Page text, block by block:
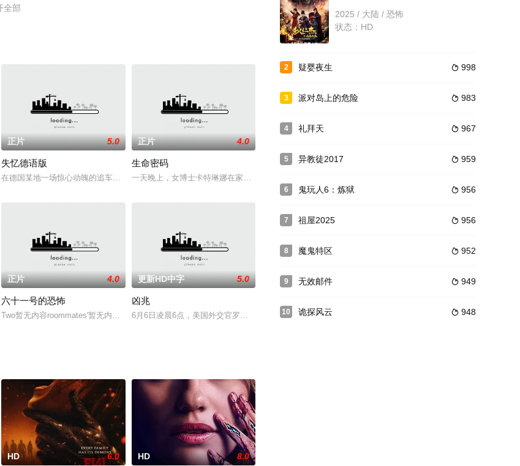
全部
内隐藏着的特务不甘心自己的失败，时刻准备
报复此案调查员塞尔比时，被警探科尔击中，送往研究所进行治疗。2年后，莫拉诺逃离
正片 5.0
失忆德语版
在德国某地一场惊心动魄的追车较量中，一辆宝马车车毁人伤，车主被送往医院急救。醒来后的他因为头脑遭受撞击，已失去记
正片 4.0
生命密码
一天晚上，女博士卡特琳娜在家中遭到一伙蒙面歹徒的袭击，当她侥幸逃脱后，发现丈夫和孩子已经遇害。卡
院急救。醒来后的他因为头脑遭受撞击，已失去记
多年不再问阴阳恩怨之事，但不少怨灵经常到来求援。时光飞逝陈东之子陈鸿已长大，但
正片 4.0
六十一号的恐怖
Two暂无内容roommates'暂无内容lives暂无内容begin暂无内容to暂无内容unravel暂无内容
更新HD中字 5.0
凶兆
6月6日凌晨6点，美国外交官罗伯特•舍恩（Liev暂无内容Schreiber暂无内容饰）刚出生的儿子不幸夭亡，在
HD 6.0 HD 8.0
2025 / 大陆 / 恐怖
状态：HD
2  998
疑婴夜生
3  983
派对岛上的危险
4  967
礼拜天
5  959
异教徒2017
6  956
鬼玩人6：炼狱
7  956
祖屋2025
8  952
魔鬼特区
9  949
无效邮件
10  948
诡探风云